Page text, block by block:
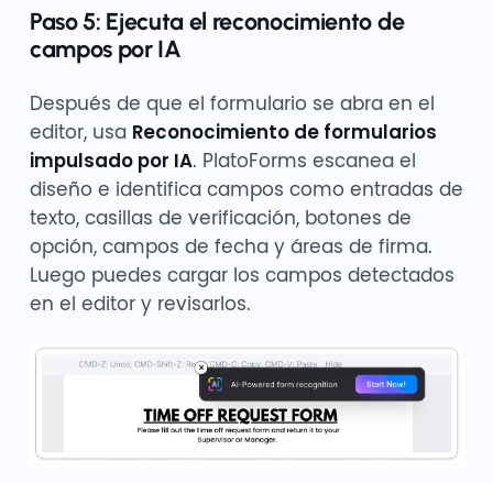
Paso 5: Ejecuta el reconocimiento de
campos por IA
Después de que el formulario se abra en el
editor, usa Reconocimiento de formularios
impulsado por IA. PlatoForms escanea el
diseño e identifica campos como entradas de
texto, casillas de verificación, botones de
opción, campos de fecha y áreas de firma.
Luego puedes cargar los campos detectados
en el editor y revisarlos.